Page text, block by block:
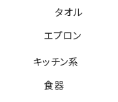
タオル
エプロン
キッチン系
食器